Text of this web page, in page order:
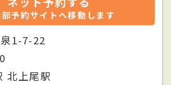
予約サイトへ移動します
1-7-22
北上尾駅